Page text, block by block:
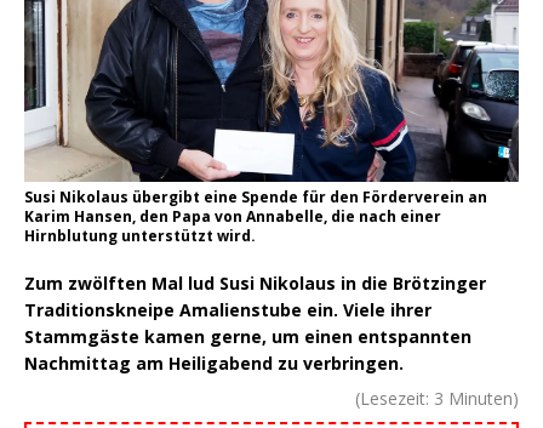
Susi Nikolaus übergibt eine Spende für den Förderverein an
Karim Hansen, den Papa von Annabelle, die nach einer
Hirnblutung unterstützt wird.
Zum zwölften Mal lud Susi Nikolaus in die Brötzinger
Traditionskneipe Amalienstube ein. Viele ihrer
Stammgäste kamen gerne, um einen entspannten
Nachmittag am Heiligabend zu verbringen.
(Lesezeit: 3 Minuten)